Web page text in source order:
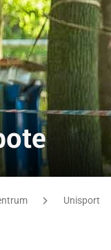
Unisport